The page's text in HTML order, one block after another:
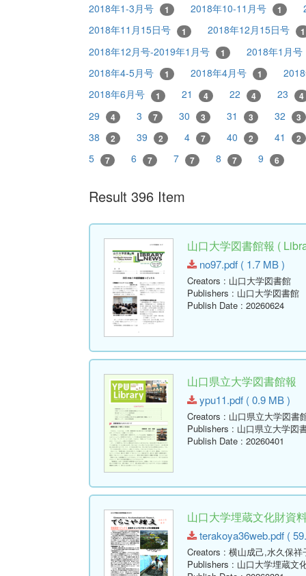
2018年1-3月号
1 2018年10-11月号 1
2018年11月15日号
1 2018年12月15日号 1
2018年12月号-2019年1月号 1
2018年1月号
2018年4-5月号
1 2018年4月号 1
2018年6月号
1 21 4 22 4 23 4
29 4 3 7 30 3 31 3 32 3
38 2 39 2 4 7 40 2 41 2
5 7 6 7 7 7 8 7 9 6
Result 396 Item
山口大学図書館報 (
no97.pdf ( 1.7 MB )
Creators : 山口大学図書館
Publishers : 山口大学図書館
Publish Date : 20260624
山口県立大学図書館報
ypu11.pdf ( 0.9 MB )
Creators : 山口県立大学図書
Publishers : 山口県立大学図
Publish Date : 20260401
山口大学埋蔵文化財
terakoya36web.pdf (
Creators : 横山成己,水久保祥
Publishers : 山口大学埋蔵文